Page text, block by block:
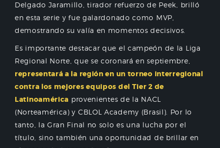
Delgado Jaramillo, tirador refuerzo de Peek, brilló
en esta serie y fue galardonado como MVP,
demostrando su valía en momentos decisivos.
Es importante destacar que el campeón de la Liga
Regional Norte, que se coronará en septiembre,
representará a la región en un torneo interregional
contra los mejores equipos del Tier 2 de
Latinoamérica provenientes de la NACL
(Norteamérica) y CBLOL Academy (Brasil). Por lo
tanto, la Gran Final no solo es una lucha por el
título, sino también una oportunidad de brillar en